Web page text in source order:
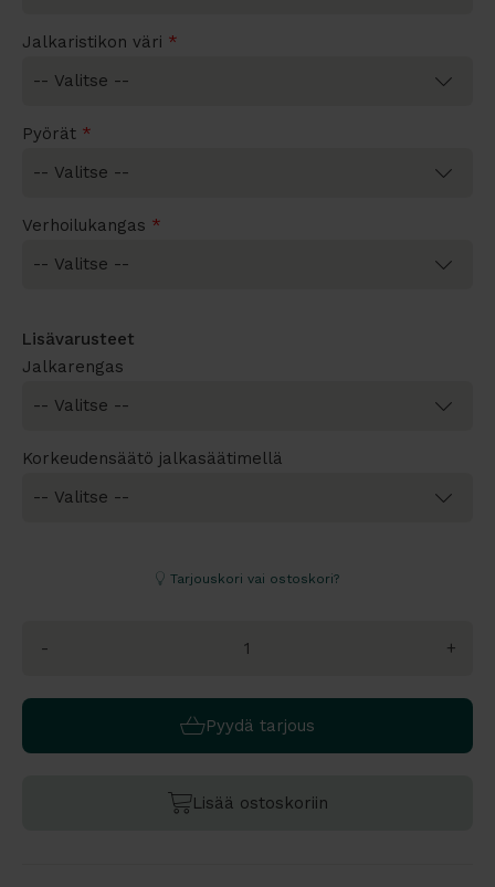
Jalkaristikon väri *
Pyörät *
Verhoilukangas *
Lisävarusteet
Jalkarengas
Korkeudensäätö jalkasäätimellä
Tarjouskori vai ostoskori?
- +
Pyydä tarjous
Lisää ostoskoriin